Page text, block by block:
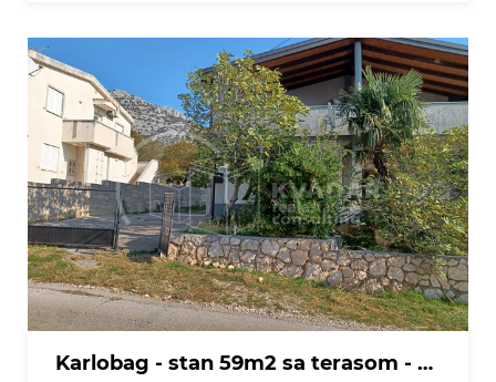
Karlobag - stan 59m2 sa terasom - pogled more